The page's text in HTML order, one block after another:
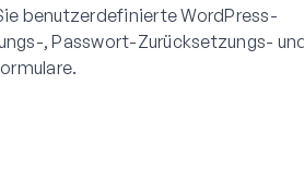
benutzerdefinierte WordPress-
, Passwort-Zurücksetzungs-